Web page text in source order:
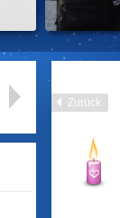
Zurück